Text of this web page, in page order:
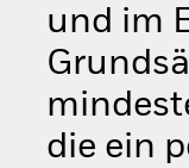
und im
die ein